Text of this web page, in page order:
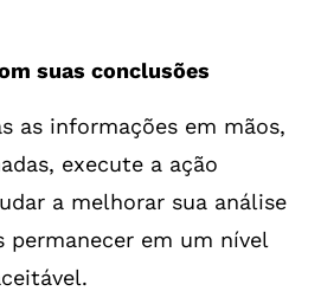
suas conclusões
as informações em mãos,
execute a ação
a melhorar sua análise
permanecer em um nível